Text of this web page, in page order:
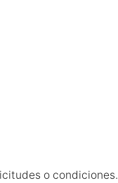
o condiciones.